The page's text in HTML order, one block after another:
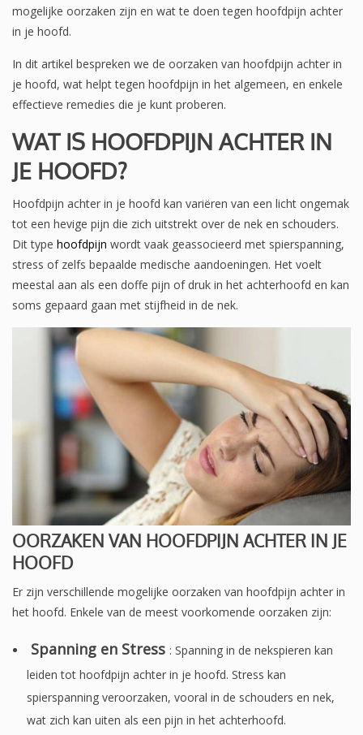
mogelijke oorzaken zijn en wat te doen tegen hoofdpijn achter
in je hoofd.
In dit artikel bespreken we de oorzaken van hoofdpijn achter in
je hoofd, wat helpt tegen hoofdpijn in het algemeen, en enkele
effectieve remedies die je kunt proberen.
WAT IS HOOFDPIJN ACHTER IN
JE HOOFD?
Hoofdpijn achter in je hoofd kan variëren van een licht ongemak
tot een hevige pijn die zich uitstrekt over de nek en schouders.
Dit type hoofdpijn wordt vaak geassocieerd met spierspanning,
stress of zelfs bepaalde medische aandoeningen. Het voelt
meestal aan als een doffe pijn of druk in het achterhoofd en kan
soms gepaard gaan met stijfheid in de nek.
OORZAKEN VAN HOOFDPIJN ACHTER IN JE
HOOFD
Er zijn verschillende mogelijke oorzaken van hoofdpijn achter in
het hoofd. Enkele van de meest voorkomende oorzaken zijn:
Spanning en Stress : Spanning in de nekspieren kan
leiden tot hoofdpijn achter in je hoofd. Stress kan
spierspanning veroorzaken, vooral in de schouders en nek,
wat zich kan uiten als een pijn in het achterhoofd.